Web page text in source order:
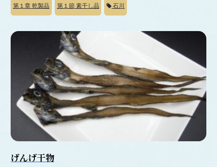
第１章 乾製品 第１節素干し品 石川
げんげ干物